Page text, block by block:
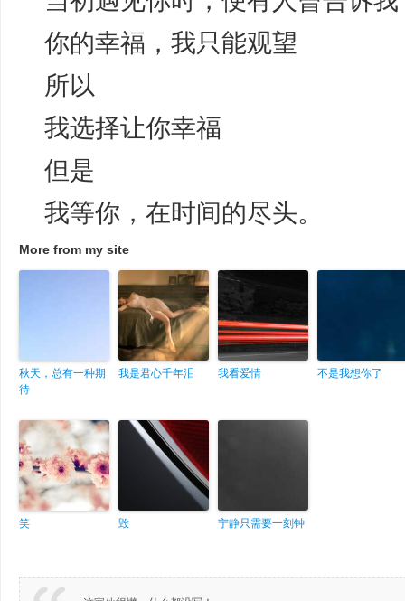
你的幸福，我只能观望
所以
我选择让你幸福
但是
我等你，在时间的尽头。
More from my site
秋天，总有一种期
待
我是君心千年泪 我看爱情 不是我想你了
笑 毁 宁静只需要一刻钟